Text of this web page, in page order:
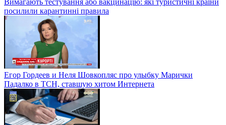
посилили карантинні правила
Егор Гордеев и Неля Шовкопляс про улыбку Марички
Падалко в ТСН, ставшую хитом Интернета